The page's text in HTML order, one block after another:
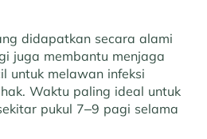
didapatkan secara alami
juga membantu menjaga
untuk melawan infeksi
Waktu paling ideal untuk
pukul 7–9 pagi selama